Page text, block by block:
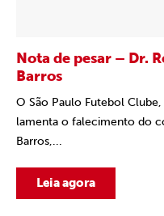
Nota de pesar – Dr.
Barros
O São Paulo Futebol
lamenta o falecimento do
Barros,...
Leia agora